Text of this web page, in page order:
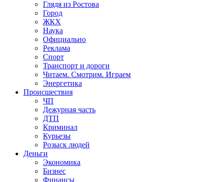
Глядя из Ростова
Город
ЖКХ
Наука
Официально
Реклама
Спорт
Транспорт и дороги
Читаем. Смотрим. Играем
Энергетика
Происшествия
ЧП
Дежурная часть
ДТП
Криминал
Курьезы
Розыск людей
Деньги
Экономика
Бизнес
Финансы